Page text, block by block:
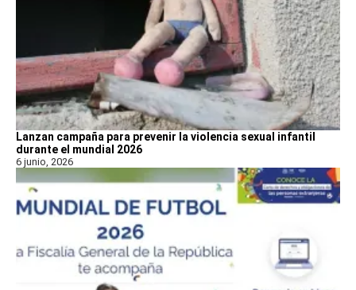
Lanzan campaña para prevenir la violencia sexual infantil
durante el mundial 2026
6 junio, 2026